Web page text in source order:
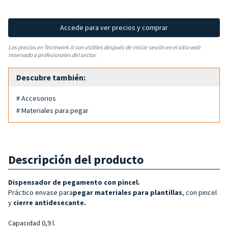
Accede para ver precios y comprar
Los precios en Tecniwork.it son visibles después de iniciar sesión en el sitio web
reservado a profesionales del sector.
Descubre también:
# Accesorios
# Materiales para pegar
Descripción del producto
Dispensador de pegamento con pincel.
Práctico envase parapegar materiales para plantillas, con pincel
y cierre antidesecante.
Capacidad 0,9 l.